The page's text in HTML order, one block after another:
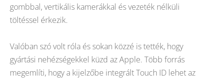
gombbal, vertikális kamerákkal és vezeték nélküli
töltéssel érkezik.
Valóban szó volt róla és sokan közzé is tették, hogy
gyártási nehézségekkel küzd az Apple. Több forrás
megemlíti, hogy a kijelzőbe integrált Touch ID lehet az